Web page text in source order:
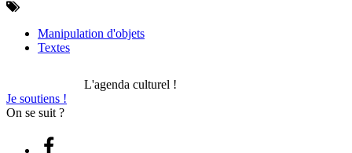
Manipulation d'objets
Textes
L'agenda culturel !
Je soutiens !
On se suit ?